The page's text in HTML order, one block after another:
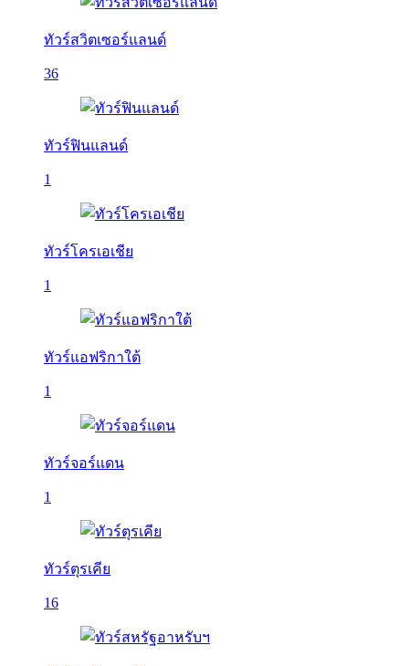
ทัวร์สวิตเซอร์แลนด์
36
ทัวร์ฟินแลนด์
1
ทัวร์โครเอเชีย
1
ทัวร์แอฟริกาใต้
1
ทัวร์จอร์แดน
1
ทัวร์ตุรเคีย
16